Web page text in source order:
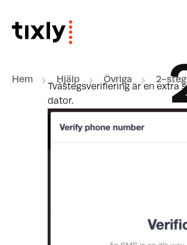
Hem Hjälp Övriga 2-
Tvåstegsverifiering är en extra
dator.